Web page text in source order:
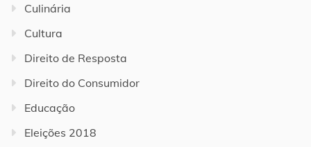
Culinária
Cultura
Direito de Resposta
Direito do Consumidor
Educação
Eleições 2018